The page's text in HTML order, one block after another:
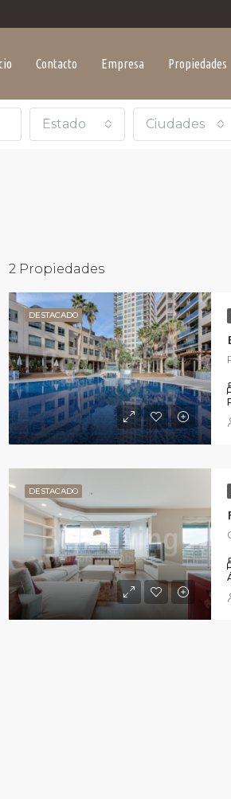
Contacto Empresa Propiedades
Estado Ciudades
2 Propiedades
DESTACADO
DESTACADO
VENTA
2.800€